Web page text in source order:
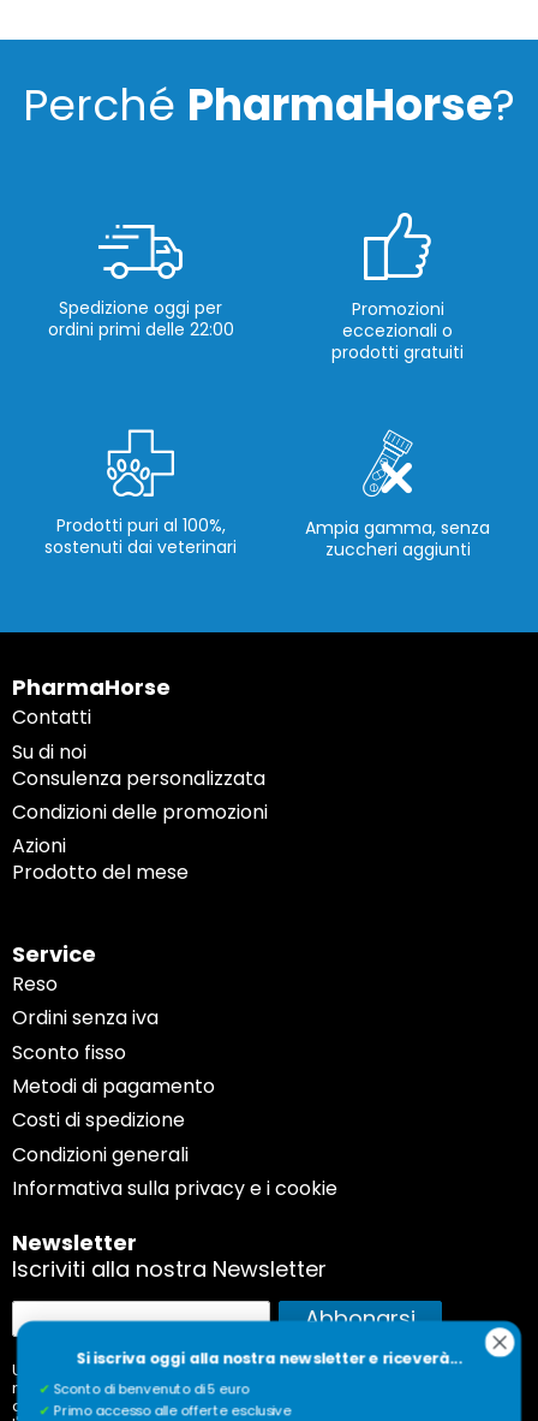
Perché PharmaHorse?
Spedizione oggi per
ordini primi delle 22:00
Promozioni
eccezionali o
prodotti gratuiti
Prodotti puri al 100%,
sostenuti dai veterinari
Ampia gamma, senza
zuccheri aggiunti
PharmaHorse
Contatti
Su di noi
Consulenza personalizzata
Condizioni delle promozioni
Azioni
Prodotto del mese
Service
Reso
Ordini senza iva
Sconto fisso
Metodi di pagamento
Costi di spedizione
Condizioni generali
Informativa sulla privacy e i cookie
Newsletter
Iscriviti alla nostra Newsletter
Iscriviti
alla
nostra
Newsletter:
Abbonarsi
Utilizziamo questi dati solo per inviarvi la nostra
newsletter, con cadenza mensile, e non per scopi
commerciali come la pubblicità. Desidera annullare
Si iscriva oggi alla nostra newsletter e riceverà...
✔ Sconto di benvenuto di 5 euro
✔ Primo accesso alle offerte esclusive